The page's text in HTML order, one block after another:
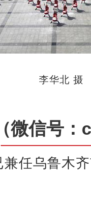
李华北 摄
（微信号
兼任乌鲁木